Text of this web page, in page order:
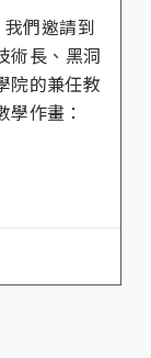
們邀請到
術長、黑洞
院的兼任教
作畫：